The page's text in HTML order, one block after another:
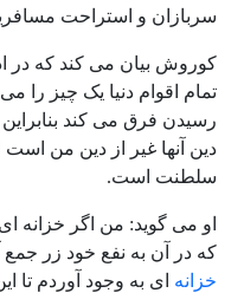
سربازان و استراحت
کوروش بیان می کند که در
تمام اقوام دنیا یک چیز را
رسیدن فرق می کند
دین آنها غیر از دین من
سلطنت است.
او می گوید: من اگر خزانه
که در آن به نفع خود زر جمع
خزانه ای به وجود آوردم تا